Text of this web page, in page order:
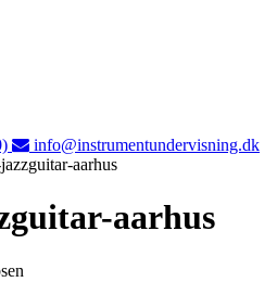
info@instrumentundervisning.dk
aarhus
aarhus